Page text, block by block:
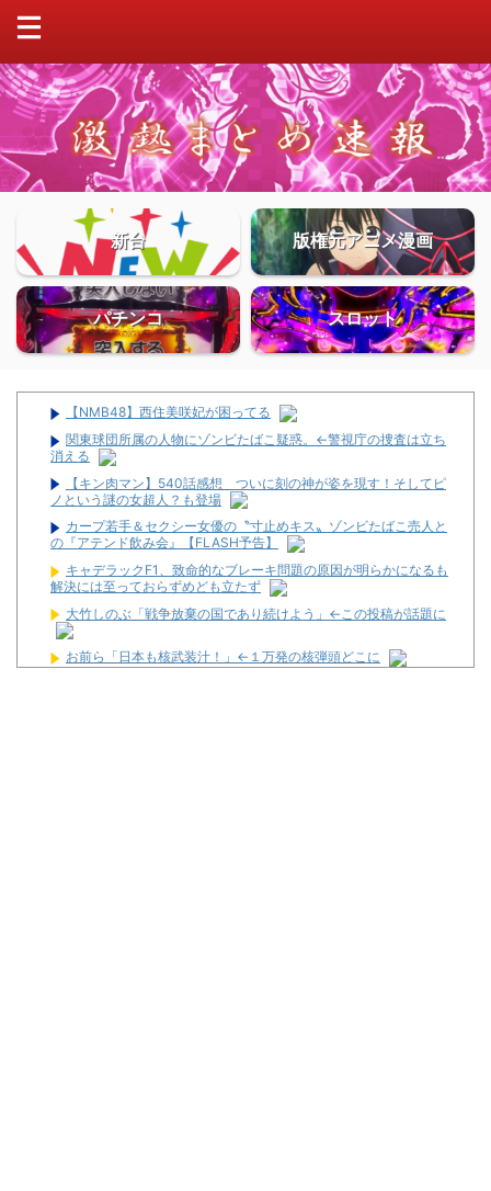
新台 版権元アニメ漫画
パチンコ スロット
【NMB48】西住美咲妃が困ってる
関東球団所属の人物にゾンビたばこ疑惑。←警視庁の捜査は立ち
消える
【キン肉マン】540話感想 ついに刻の神が姿を現す！そしてピ
ノという謎の女超人？も登場
カープ若手＆セクシー女優の〝寸止めキス〟ゾンビたばこ売人と
の『アテンド飲み会』【FLASH予告】
キャデラックF1、致命的なブレーキ問題の原因が明らかになるも
解決には至っておらずめども立たず
大竹しのぶ「戦争放棄の国であり続けよう」←この投稿が話題に
お前ら「日本も核武装汁！」←１万発の核弾頭どこに